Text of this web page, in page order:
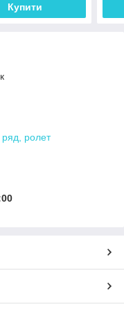
Купити
ролет